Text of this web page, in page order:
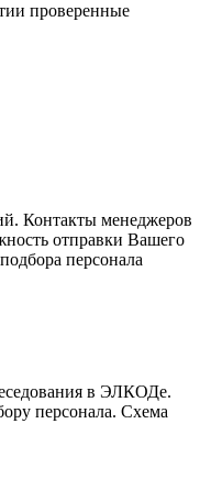
проверенные
Контакты менеджеров
отправки Вашего
персонала
в ЭЛКОДе.
персонала. Схема